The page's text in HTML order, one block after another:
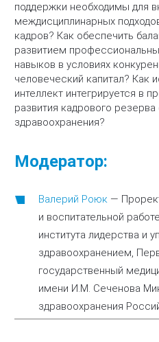
поддержки необходимы для
междисциплинарных
кадров? Как обеспечить
развитием
навыков в условиях
человеческий капитал? Как
интеллект интегрируется в
развития кадрового резерва
здравоохранения?
Модератор:
Валерий Роюк —
и воспитательной
института лидерства и
здравоохранением,
государственный
имени И.М. Сеченова
здравоохранения